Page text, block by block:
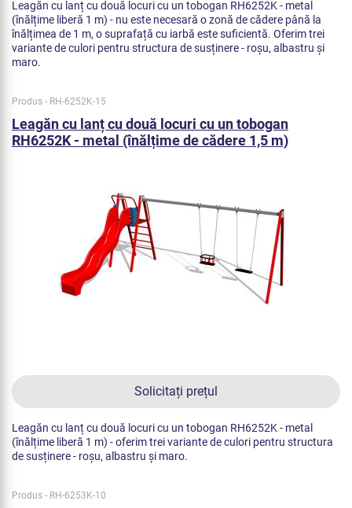
Leagăn cu lanț cu două locuri cu un tobogan RH6252K - metal
(înălțime liberă 1 m) - nu este necesară o zonă de cădere până la
înălțimea de 1 m, o suprafață cu iarbă este suficientă. Oferim trei
variante de culori pentru structura de susținere - roșu, albastru și
maro.
Produs - RH-6252K-15
Leagăn cu lanț cu două locuri cu un tobogan
RH6252K - metal (înălțime de cădere 1,5 m)
Solicitați prețul
Leagăn cu lanț cu două locuri cu un tobogan RH6252K - metal
(înălțime liberă 1 m) - oferim trei variante de culori pentru structura
de susținere - roșu, albastru și maro.
Produs - RH-6253K-10